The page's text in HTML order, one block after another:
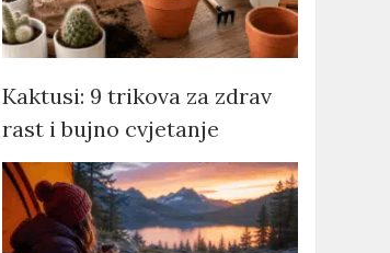
Kaktusi: 9 trikova za zdrav
rast i bujno cvjetanje